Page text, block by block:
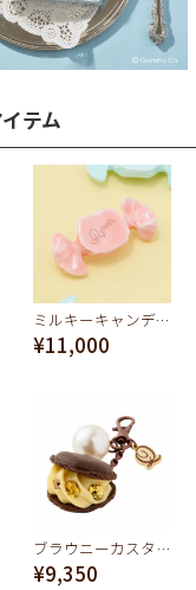
テム
ミルキーキャンディー ブローチ(オレンジ)
¥11,000
ブラウニーカスタードマカロン バッグチャーム（イエロー）
¥9,350